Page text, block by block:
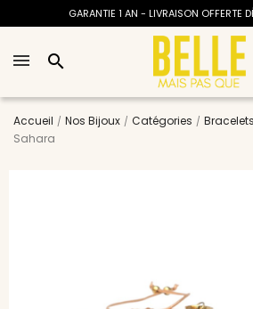
GARANTIE 1 AN - LIVRAISON OFFERTE
search
Accueil Nos Bijoux Catégories Bracelets
Sahara